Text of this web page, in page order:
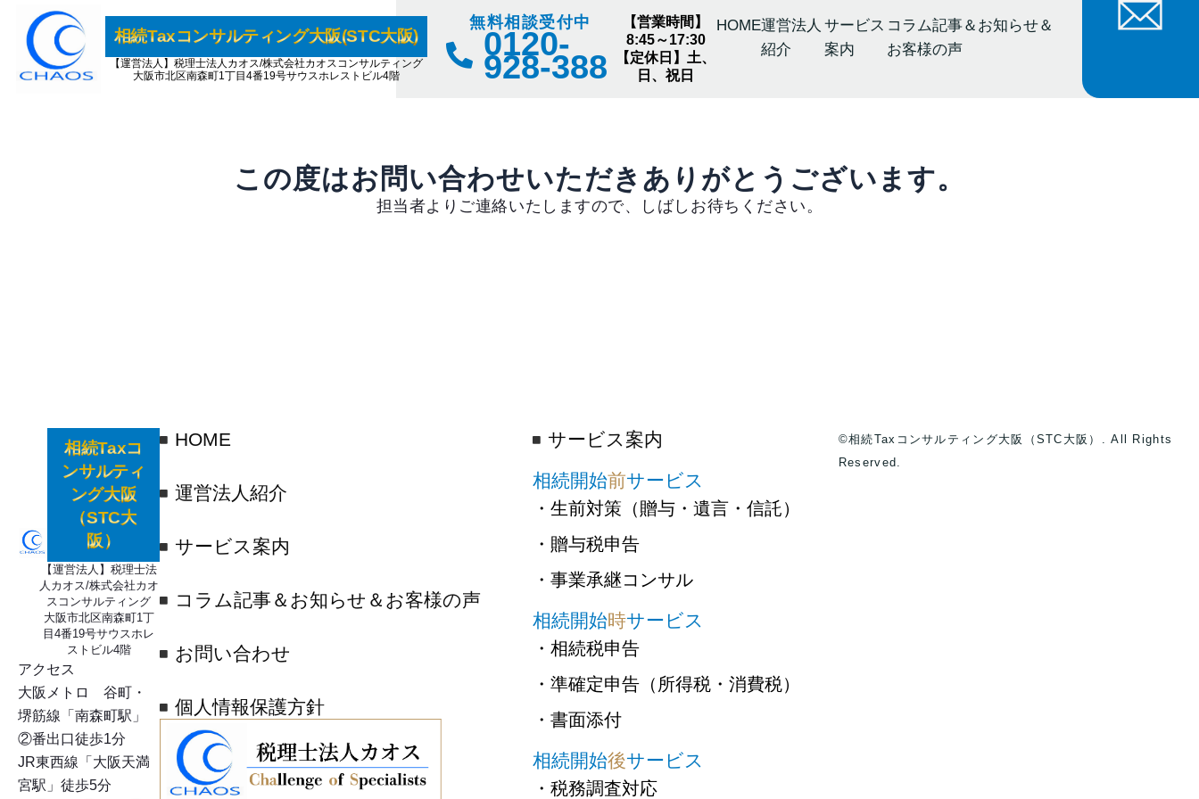
相続Taxコンサルティング大阪(STC大阪)
【運営法人】税理士法人カオス/株式会社カオスコンサルティング
大阪市北区南森町1丁目4番19号サウスホレストビル4階
無料相談受付中
0120-
928-388
【営業時間】
8:45～17:30
【定休日】土、
日、祝日
HOME運営法人
紹介
サービス
案内
コラム記事＆お知らせ＆
お客様の声
この度はお問い合わせいただきありがとうございます。
担当者よりご連絡いたしますので、しばしお待ちください。
相続Taxコ
ンサルティ
ング大阪
（STC大
阪）
【運営法人】税理士法
人カオス/株式会社カオ
スコンサルティング
大阪市北区南森町1丁
目4番19号サウスホレ
ストビル4階
アクセス
大阪メトロ 谷町・
堺筋線「南森町駅」
②番出口徒歩1分
JR東西線「大阪天満
宮駅」徒歩5分
HOME
運営法人紹介
サービス案内
コラム記事＆お知らせ＆お客様の声
お問い合わせ
個人情報保護方針
サービス案内
相続開始前サービス
・生前対策（贈与・遺言・信託）
・贈与税申告
・事業承継コンサル
相続開始時サービス
・相続税申告
・準確定申告（所得税・消費税）
・書面添付
相続開始後サービス
・税務調査対応
©相続Taxコンサルティング大阪（STC大阪）. All Rights
Reserved.